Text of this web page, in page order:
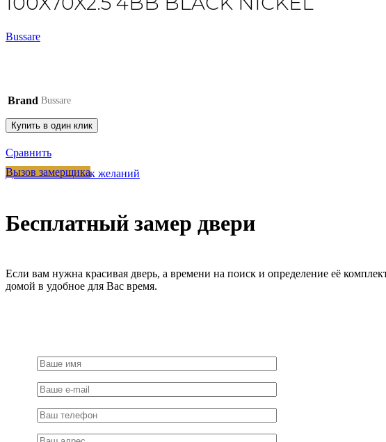
Bussare
Brand Bussare
Купить в один клик
Сравнить
Добавить в список желаний
Вызов замерщика
Бесплатный замер двери
Если вам нужна красивая дверь, а времени на поиск и определение её
домой в удобное для Вас время.